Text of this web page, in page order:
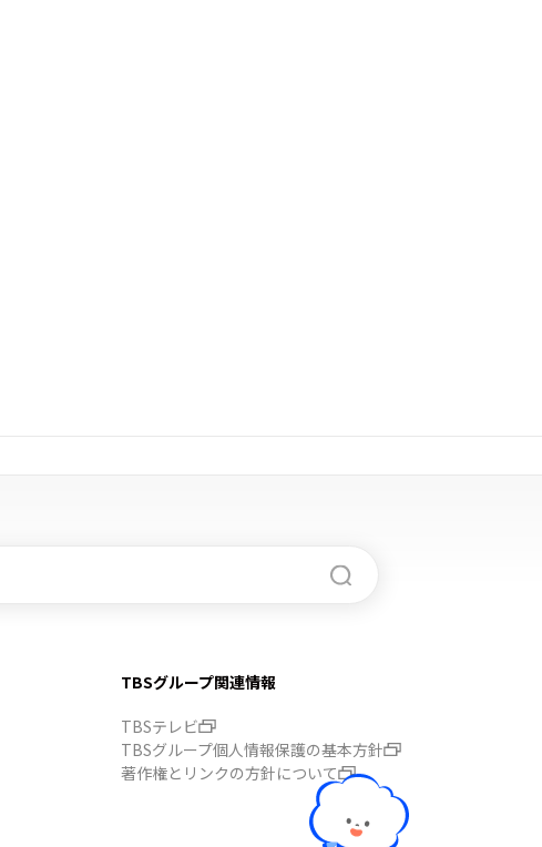
TBSグループ関連情報
TBSテレビ
TBSグループ個人情報保護の基本方針
著作権とリンクの方針について